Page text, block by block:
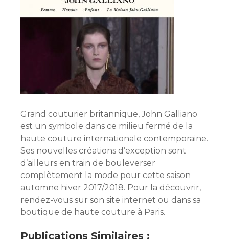
Grand couturier britannique, John Galliano
est un symbole dans ce milieu fermé de la
haute couture internationale contemporaine.
Ses nouvelles créations d’exception sont
d’ailleurs en train de bouleverser
complètement la mode pour cette saison
automne hiver 2017/2018. Pour la découvrir,
rendez-vous sur son site internet ou dans sa
boutique de haute couture à Paris.
Publications Similaires :